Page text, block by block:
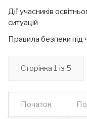
Дії учасників
ситуацій
Правила безпеки під
Сторінка 1 із 5
Початок